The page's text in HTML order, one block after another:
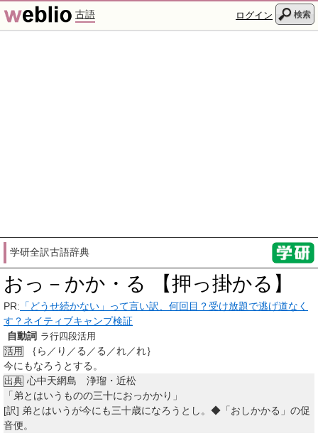
古語 ログイン 検索
学研全訳古語辞典
おっ－かか・る 【押っ掛かる】
PR: 「どうせ続かない」って言い訳、何回目？受け放題で逃げ道なく
す？ネイティブキャンプ検証
自動詞 ラ行四段活用
活用
｛ら／り／る／る／れ／れ｝
今にもなろうとする。
出典 心中天網島 浄瑠・近松
「弟とはいうものの三十におっかかり」
[訳] 弟とはいうが今にも三十歳になろうとし。◆「おしかかる」の促
音便。